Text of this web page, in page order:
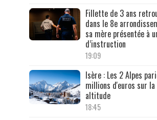
Fillette de 3 ans
dans le 8e
sa mère présentée à
d’instruction
19:09
Isère : Les 2 Alpes
millions d'euros sur
altitude
18:45